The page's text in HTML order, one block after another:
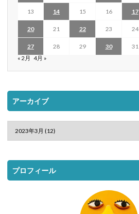
13 14 15 16 17
20 21 22 23 24
27 28 29 30
31
« 2月 4月 »
アーカイブ
プロフィール